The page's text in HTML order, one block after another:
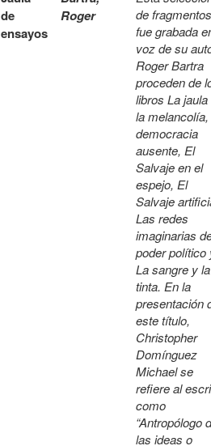
de
ensayos
Roger
de fragmentos
fue grabada
voz de su
Roger Bartra
proceden de
libros La jaula
la
democracia
ausente, El
Salvaje en el
espejo, El
Salvaje
Las redes
imaginarias
poder político
La sangre y la
tinta. En la
presentación
este título,
Christopher
Domínguez
Michael se
refiere al
como
“Antropólogo
las ideas o